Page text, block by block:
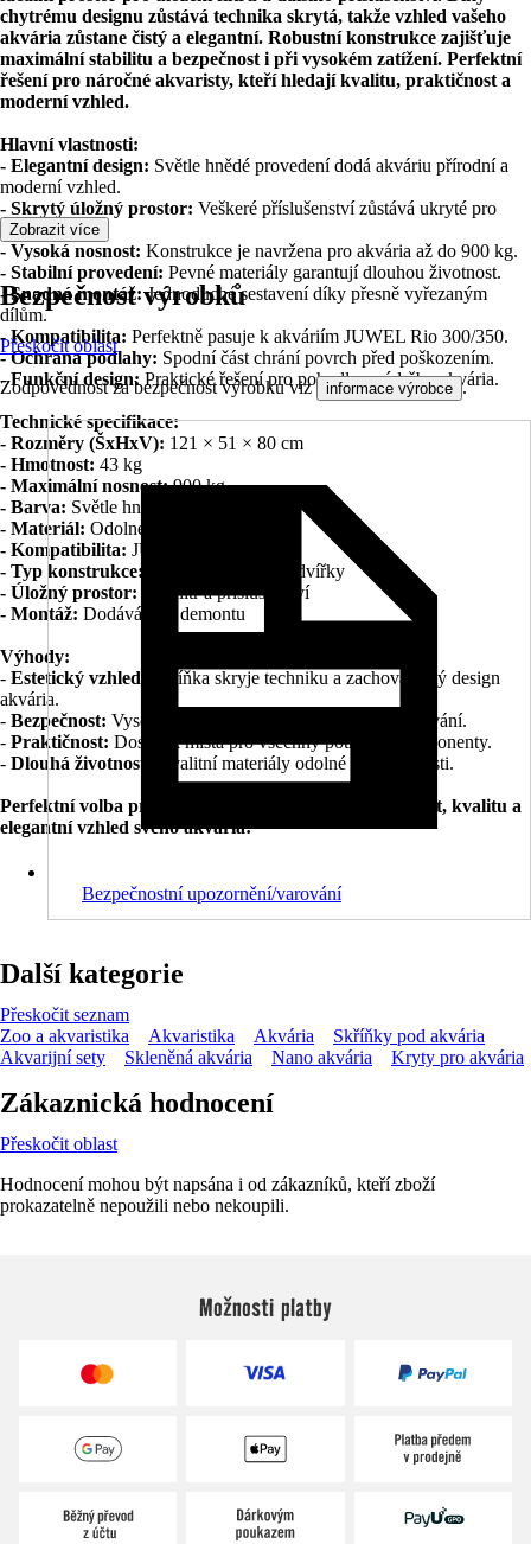
chytrému designu zůstává technika skrytá, takže vzhled vašeho
akvária zůstane čistý a elegantní. Robustní konstrukce zajišťuje
maximální stabilitu a bezpečnost i při vysokém zatížení. Perfektní
řešení pro náročné akvaristy, kteří hledají kvalitu, praktičnost a
moderní vzhled.
Hlavní vlastnosti:
- Elegantní design: Světle hnědé provedení dodá akváriu přírodní a
moderní vzhled.
- Skrytý úložný prostor: Veškeré příslušenství zůstává ukryté pro
čistý design.
- Vysoká nosnost: Konstrukce je navržena pro akvária až do 900 kg.
- Stabilní provedení: Pevné materiály garantují dlouhou životnost.
- Snadná montáž:Jednoduché sestavení díky přesně vyřezaným
dílům.
- Kompatibilita: Perfektně pasuje k akváriím JUWEL Rio 300/350.
- Ochrana podlahy: Spodní část chrání povrch před poškozením.
- Funkční design: Praktické řešení pro pohodlnou údržbu akvária.
Technické specifikace:
- Rozměry (ŠxHxV): 121 × 51 × 80 cm
- Hmotnost: 43 kg
- Maximální nosnost:900 kg
- Barva: Světle hnědá
- Materiál: Odolné laminované desky
- Kompatibilita: JUWEL Rio 300/350
- Typ konstrukce:
Uzavřená skříňka s dvířky
- Úložný prostor: Pro filtr a příslušenství
- Montáž: Dodáváno v demontu
Výhody:
- Estetický vzhled:
Skříňka skryje techniku a zachová čistý design
akvária.
- Bezpečnost: Vysoká nosnost a stabilita pro klidné používání.
- Praktičnost: Dostatek místa pro všechny potřebné komponenty.
- Dlouhá životnost: Kvalitní materiály odolné proti vlhkosti.
Perfektní volba pro každého, kdo chce spojit funkčnost, kvalitu a
elegantní vzhled svého akvária!
Zobrazit více
Bezpečnost výrobků
Přeskočit oblast
Zodpovědnost za bezpečnost výrobku viz informace výrobce .
Bezpečnostní upozornění/varování
Další kategorie
Přeskočit seznam
Zoo a akvaristika
Akvaristika Akvária
Skříňky pod akvária
Akvarijní sety
Skleněná akvária Nano akvária Kryty pro akvária
Zákaznická hodnocení
Přeskočit oblast
Hodnocení mohou být napsána i od zákazníků, kteří zboží
prokazatelně nepoužili nebo nekoupili.
Možnosti platby